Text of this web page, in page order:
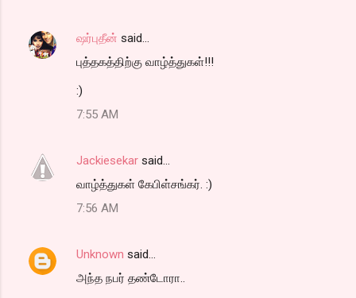
ஷர்புதீன் said…
புத்தகத்திற்கு வாழ்த்துகள்!!!
:)
7:55 AM
Jackiesekar said…
வாழ்த்துகள் கேபிள்சங்கர். :)
7:56 AM
Unknown said…
அந்த நபர் தண்டோரா..